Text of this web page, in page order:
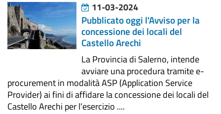
11-03-2024
Pubblicato oggi l'Avviso per la
concessione dei locali del
Castello Arechi
La Provincia di Salerno, intende
avviare una procedura tramite e-
procurement in modalità ASP (Application Service
Provider) ai fini di affidare la concessione dei locali del
Castello Arechi per l’esercizio ....